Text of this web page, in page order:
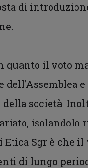
di
il voto
società.
isolandolo
Sgr è che
di lungo